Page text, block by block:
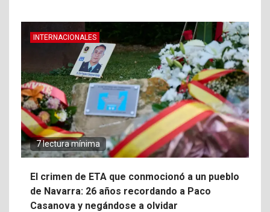
INTERNACIONALES
7 lectura mínima
El crimen de ETA que conmocionó a un pueblo
de Navarra: 26 años recordando a Paco
Casanova y negándose a olvidar